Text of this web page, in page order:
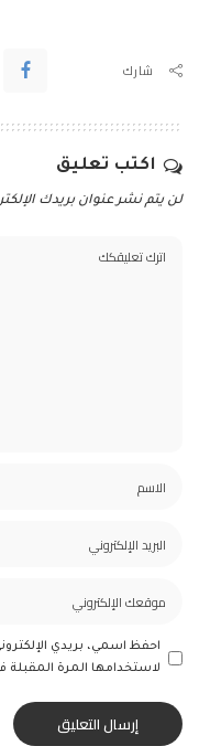
شارك
اكتب تعليق
لن يتم نشر عنوان بريدك
احفظ اسمي، بريدي
لاستخدامها المرة المقبلة